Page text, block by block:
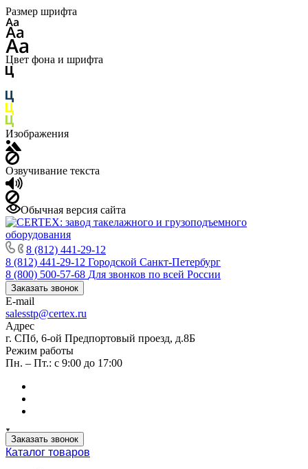
Размер шрифта
Цвет фона и шрифта
Изображения
Озвучивание текста
Обычная версия сайта
8 (812) 441-29-12
8 (812) 441-29-12 Городской Санкт-Петербург
8 (800) 500-57-68 Для звонков по всей России
Заказать звонок
E-mail
salesstp@certex.ru
Адрес
г. СПб, 6-ой Предпортовый проезд, д.8Б
Режим работы
Пн. – Пт.: с 9:00 до 17:00
Заказать звонок
Каталог товаров